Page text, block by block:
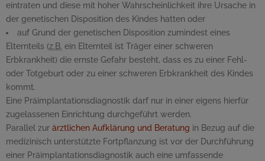
eintraten und diese mit hoher Wahrscheinlichkeit ihre Ursache in
der genetischen Disposition des Kindes hatten oder
auf Grund der genetischen Disposition zumindest eines
Elternteils (z.B. ein Elternteil ist Träger einer schweren
Erbkrankheit) die ernste Gefahr besteht, dass es zu einer Fehl-
oder Totgeburt oder zu einer schweren Erbkrankheit des Kindes
kommt.
Eine Präimplantationsdiagnostik darf nur in einer eigens hierfür
zugelassenen Einrichtung durchgeführt werden.
Parallel zur ärztlichen Aufklärung und Beratung in Bezug auf die
medizinisch unterstützte Fortpflanzung ist vor der Durchführung
einer Präimplantationsdiagnostik auch eine umfassende